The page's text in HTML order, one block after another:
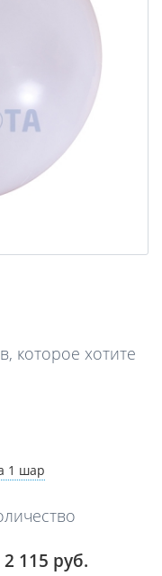
которое хотите
1 шар
2 115 руб.